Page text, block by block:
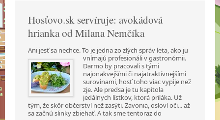
Hosťovo.sk servíruje: avokádová
hrianka od Milana Nemčíka
Ani jesť sa nechce. To je jedna zo zlých správ leta, ako ju
vnímajú profesionáli v gastronómii.
Darmo by pracovali s tými
najonakvejšími či najatraktívnejšími
surovinami, hosť toho viac vypije než
zje. Ale predsa je tu kapitola
jedálnych lístkov, ktorá priláka. Už
tým, že skôr občerství než zasýti. Zavonia, osloví oči... až
sa začnú slinky zbiehať. A tak sme tentoraz do